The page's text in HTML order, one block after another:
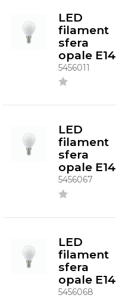
LED
filament
sfera
opale E14
5456011
LED
filament
sfera
opale E14
5456067
LED
filament
sfera
opale E14
5456068